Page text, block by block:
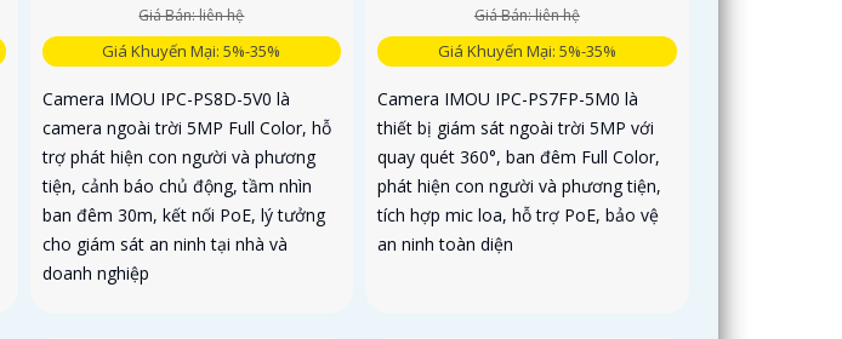
Giá Bán: liên hệ
Giá Khuyến Mại: 5%-35%
Camera IMOU IPC-PS8D-5V0 là
camera ngoài trời 5MP Full Color, hỗ
trợ phát hiện con người và phương
tiện, cảnh báo chủ động, tầm nhìn
ban đêm 30m, kết nối PoE, lý tưởng
cho giám sát an ninh tại nhà và
doanh nghiệp
Giá Bán: liên hệ
Giá Khuyến Mại: 5%-35%
Camera IMOU IPC-PS7FP-5M0 là
thiết bị giám sát ngoài trời 5MP với
quay quét 360°, ban đêm Full Color,
phát hiện con người và phương tiện,
tích hợp mic loa, hỗ trợ PoE, bảo vệ
an ninh toàn diện